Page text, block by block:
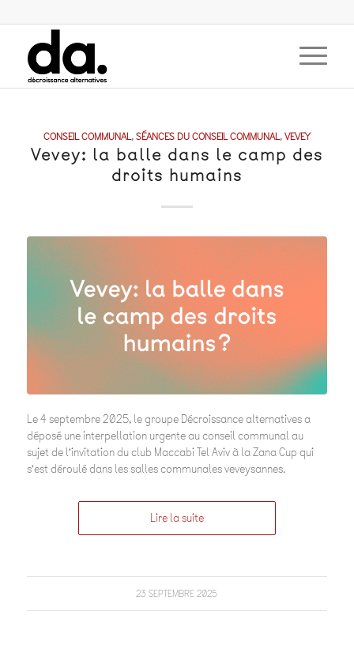
CONSEIL COMMUNAL,SÉANCES DU CONSEIL COMMUNAL,VEVEY
Vevey: la balle dans le camp des
droits humains
Le 4 septembre 2025, le groupe Décroissance alternatives a
déposé une interpellation urgente au conseil communal au
sujet de l’invitation du club Maccabi Tel Aviv à la Zana Cup qui
s’est déroulé dans les salles communales veveysannes.
Lire la suite
23 SEPTEMBRE 2025